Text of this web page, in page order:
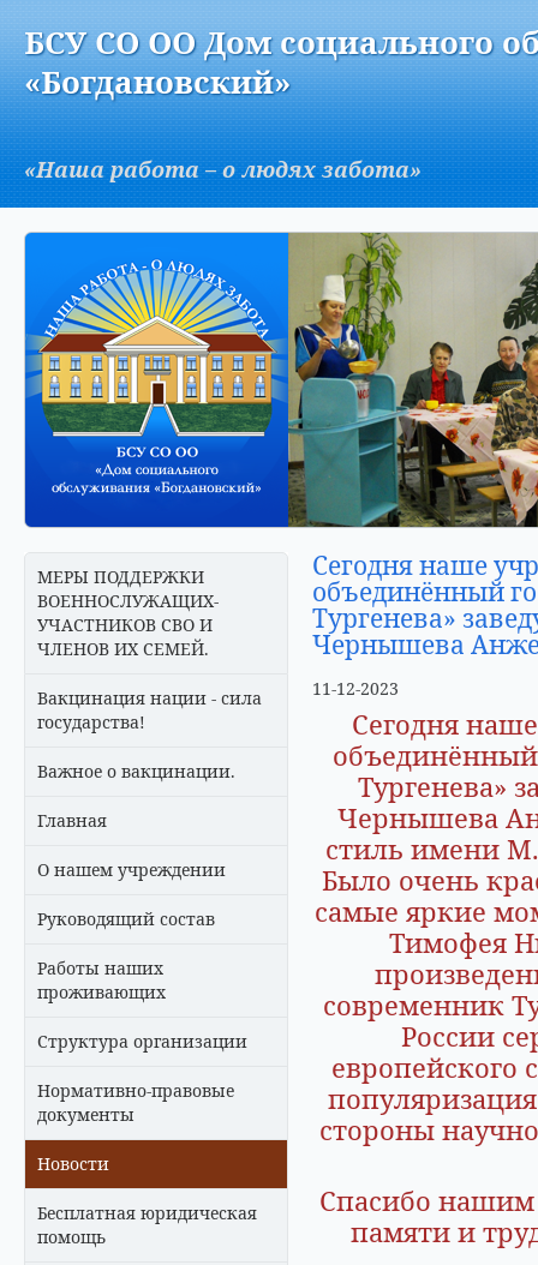
AБСУ СО ОО Дом социального
«Богдановский»
«Наша работа – о людях забота»
МЕРЫ ПОДДЕРЖКИ
ВОЕННОСЛУЖАЩИХ-
УЧАСТНИКОВ СВО И
ЧЛЕНОВ ИХ СЕМЕЙ.
Вакцинация нации - сила
государства!
Важное о вакцинации.
Главная
О нашем учреждении
Руководящий состав
Работы наших
проживающих
Структура организации
Нормативно-правовые
документы
Новости
Бесплатная юридическая
помощь
Сегодня наше
объединённый
Тургенева»
Чернышева
11-12-2023
Сегодня
Тургенева»
Чернышева
стиль имени
Было очень
самые яркие
Тимофея
современник
России
европейского
стороны
Спасибо нашим
памяти и